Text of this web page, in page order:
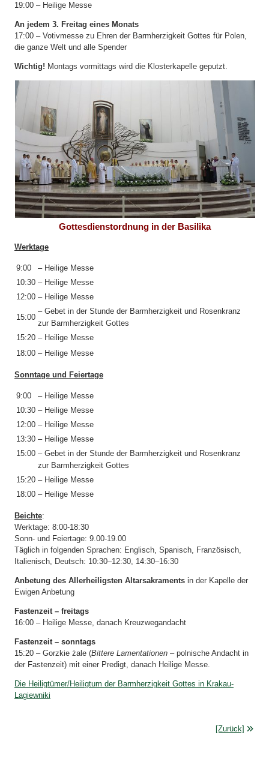
19:00 – Heilige Messe
An jedem 3. Freitag eines Monats
17:00 – Votivmesse zu Ehren der Barmherzigkeit Gottes für Polen,
die ganze Welt und alle Spender
Wichtig! Montags vormittags wird die Klosterkapelle geputzt.
Gottesdienstordnung in der Basilika
Werktage
9:00
– Heilige Messe
10:30 – Heilige Messe
12:00 – Heilige Messe
15:00
– Gebet in der Stunde der Barmherzigkeit und Rosenkranz
zur Barmherzigkeit Gottes
15:20 – Heilige Messe
18:00 – Heilige Messe
Sonntage und Feiertage
9:00
– Heilige Messe
10:30 – Heilige Messe
12:00 – Heilige Messe
13:30 – Heilige Messe
15:00 – Gebet in der Stunde der Barmherzigkeit und Rosenkranz
zur Barmherzigkeit Gottes
15:20 – Heilige Messe
18:00 – Heilige Messe
Beichte:
Werktage: 8:00-18:30
Sonn- und Feiertage: 9.00-19.00
Täglich in folgenden Sprachen: Englisch, Spanisch, Französisch,
Italienisch, Deutsch: 10:30–12:30, 14:30–16:30
Anbetung des Allerheiligsten Altarsakraments in der Kapelle der
Ewigen Anbetung
Fastenzeit – freitags
16:00 – Heilige Messe, danach Kreuzwegandacht
Fastenzeit – sonntags
15:20 – Gorzkie żale (Bittere Lamentationen – polnische Andacht in
der Fastenzeit) mit einer Predigt, danach Heilige Messe.
Die Heiligtümer/Heiligtum der Barmherzigkeit Gottes in Krakau-
Lagiewniki
[Zurück]